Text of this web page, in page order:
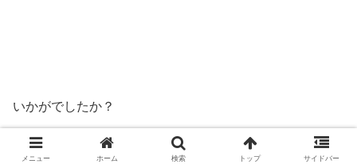
いかがでしたか？
もし興味を持ちましたら、一度足を運んでみてください。
メニュー ホーム 検索 トップ サイドバー